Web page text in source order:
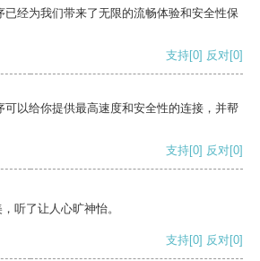
经为我们带来了无限的流畅体验和安全性保
支持[0] 反对[0]
以给你提供最高速度和安全性的连接，并帮
支持[0] 反对[0]
听了让人心旷神怡。
支持[0] 反对[0]